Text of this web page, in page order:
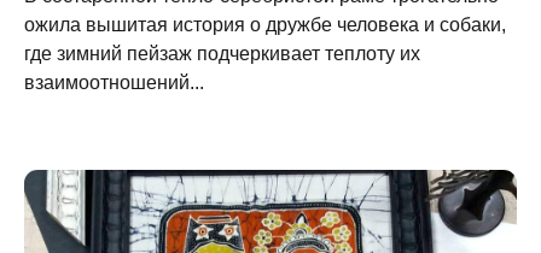
ожила вышитая история о дружбе человека и собаки,
где зимний пейзаж подчеркивает теплоту их
взаимоотношений...